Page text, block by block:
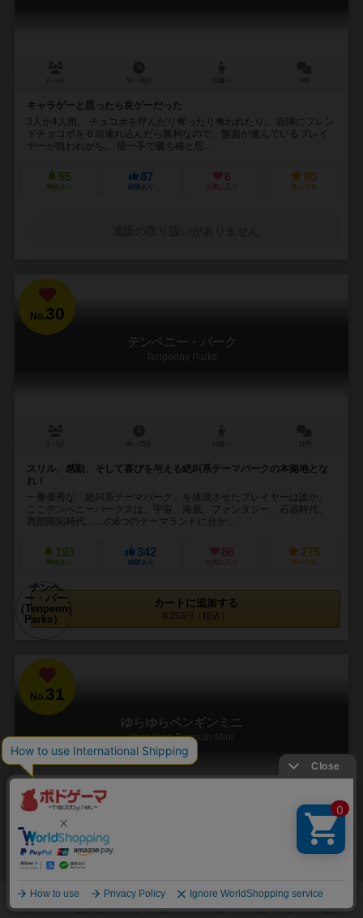
キャラゲーと思ったら良ゲーだった
3人か4人用。 チョコボを呼んだり奪ったり奪われたり。 自陣にフレン
ドチョコボを６頭連れ込んだら勝利なので、盤面が進んでいるプレイ
ヤーが狙われがち。 後一手で勝ち確と思...
55
興味あり
87
経験あり
6
お気に入り
80
持ってる
No.30
テンペニー・パーク
Tenpenny Parks
スリル、感動、そして喜びを与える絶叫系テーマパークの本拠地とな
れ！
一番優秀な「絶叫系テーマパーク」を体現させたプレイヤーは誰か。
ここテンペニーパークスは、宇宙、海底、ファンタジー、石器時代、
西部開拓時代……の6つのテーマランドに分か...
193
興味あり
342
経験あり
86
お気に入り
275
持ってる
カートに追加する
8,250円（税込）
No.31
ゆらゆらペンギンミニ
Yura Yura Penguin Mini
2～6人
カードゲーム×バランスゲーム ゆらゆらペンギンが小さくなって新登
場！
ゆらペンギン』をミニサイズにした『ゆらゆらペンギンミニ』は、 カ
バンにも入れやすい小さいサイズ！ 気軽に...